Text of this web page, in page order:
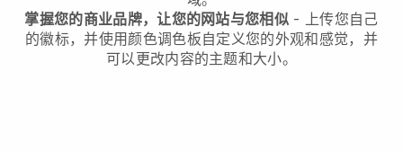
掌握您的商业品牌，让您的网站与您相似 - 上传您自己
的徽标，并使用颜色调色板自定义您的外观和感觉，并
可以更改内容的主题和大小。